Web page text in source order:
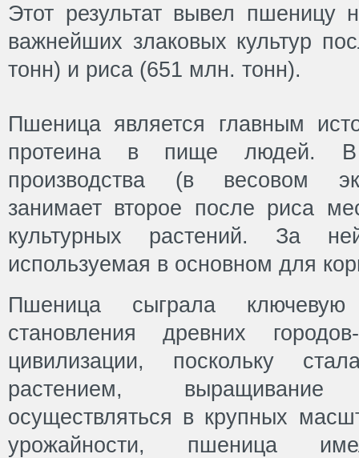
Этот результат вывел пшеницу
важнейших злаковых культур
тонн) и риса (651 млн. тонн).
Пшеница является главным
протеина в пище людей. В
производства (в весовом
занимает второе после риса
культурных растений. За
используемая в основном для
Пшеница сыграла
становления древних
цивилизации, поскольку
растением,
осуществляться в крупных
урожайности, пшеница